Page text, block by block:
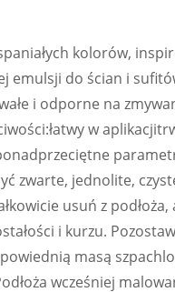
kolorów,
emulsji do ścian i
i odporne na
w
zwarte, jednolite,
usuń z
i kurzu.
masą
wcześniej